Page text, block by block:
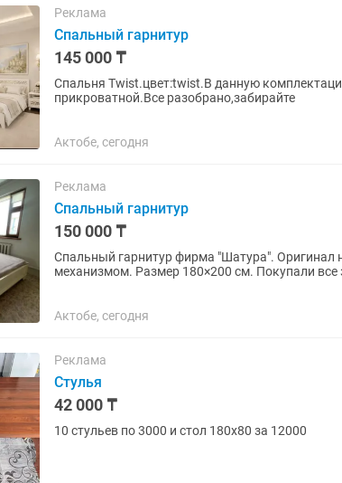
Реклама
Спальный гарнитур
145 000 ₸
Спальня Twist.цвет:twist.В данную
прикроватной.Все разобрано,забирайте
Актобе, сегодня
Реклама
Спальный гарнитур
150 000 ₸
Спальный гарнитур фирма "Шатура". Оригинал настоящее
механизмом. Размер 180×200 см. Покупали все за 700.000 тг
Актобе, сегодня
Реклама
Стулья
42 000 ₸
10 стульев по 3000 и стол 180х80 за 12000